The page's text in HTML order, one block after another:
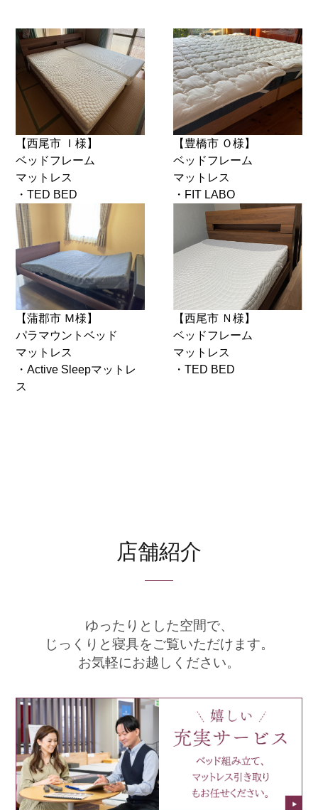
【西尾市 Ｉ様】
ベッドフレーム
マットレス
・TED BED
【豊橋市 Ｏ様】
ベッドフレーム
マットレス
・FIT LABO
【蒲郡市 Ｍ様】
パラマウントベッド
マットレス
・Active Sleepマットレ
ス
【西尾市 Ｎ様】
ベッドフレーム
マットレス
・TED BED
店舗紹介
ゆったりとした空間で、
じっくりと寝具をご覧いただけます。
お気軽にお越しください。